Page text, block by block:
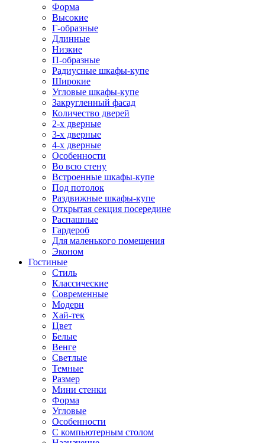
Форма
Высокие
Г-образные
Длинные
Низкие
П-образные
Радиусные шкафы-купе
Широкие
Угловые шкафы-купе
Закругленный фасад
Количество дверей
2-х дверные
3-х дверные
4-х дверные
Особенности
Во всю стену
Встроенные шкафы-купе
Под потолок
Раздвижные шкафы-купе
Открытая секция посередине
Распашные
Гардероб
Для маленького помещения
Эконом
Гостиные
Стиль
Классические
Современные
Модерн
Хай-тек
Цвет
Белые
Венге
Светлые
Темные
Размер
Мини стенки
Форма
Угловые
Особенности
С компьютерным столом